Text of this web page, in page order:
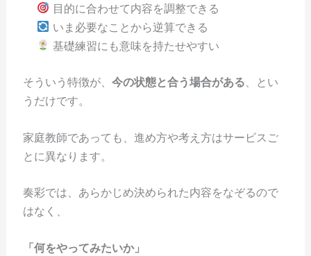
目的に合わせて内容を調整できる
いま必要なことから逆算できる
基礎練習にも意味を持たせやすい
そういう特徴が、 今の状態と合う場合がある、とい
うだけです。
家庭教師であっても、進め方や考え方はサービスご
とに異なります。
奏彩では、あらかじめ決められた内容をなぞるので
はなく、
「何をやってみたいか」